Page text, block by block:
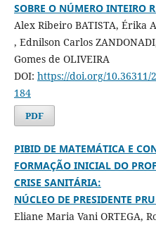
SOBRE O NÚMERO INTEIRO
Alex Ribeiro BATISTA, Érika
, Ednilson Carlos
Gomes de OLIVEIRA
DOI: https://doi.org/10.36311/
184
PDF
PIBID DE MATEMÁTICA E
FORMAÇÃO INICIAL DO
CRISE SANITÁRIA:
NÚCLEO DE PRESIDENTE
Eliane Maria Vani ORTEGA,